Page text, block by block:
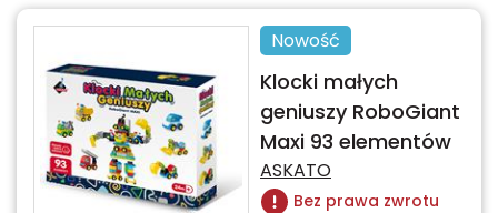
Nowość
Klocki małych
geniuszy RoboGiant
Maxi 93 elementów
ASKATO
Bez prawa zwrotu